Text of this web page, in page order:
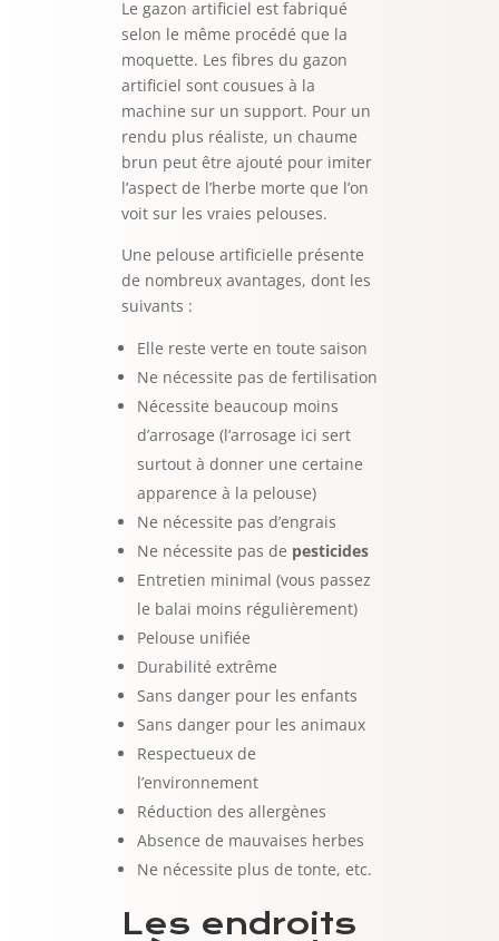
Le gazon artificiel est fabriqué
selon le même procédé que la
moquette. Les fibres du gazon
artificiel sont cousues à la
machine sur un support. Pour un
rendu plus réaliste, un chaume
brun peut être ajouté pour imiter
l’aspect de l’herbe morte que l’on
voit sur les vraies pelouses.
Une pelouse artificielle présente
de nombreux avantages, dont les
suivants :
Elle reste verte en toute saison
Ne nécessite pas de fertilisation
Nécessite beaucoup moins
d’arrosage (l’arrosage ici sert
surtout à donner une certaine
apparence à la pelouse)
Ne nécessite pas d’engrais
Ne nécessite pas de pesticides
Entretien minimal (vous passez
le balai moins régulièrement)
Pelouse unifiée
Durabilité extrême
Sans danger pour les enfants
Sans danger pour les animaux
Respectueux de
l’environnement
Réduction des allergènes
Absence de mauvaises herbes
Ne nécessite plus de tonte, etc.
Les endroits